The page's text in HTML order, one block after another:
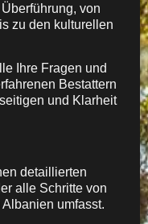
von
zu den kulturellen
Ihre Fragen und
Bestattern
und Klarheit
detaillierten
alle Schritte von
umfasst.